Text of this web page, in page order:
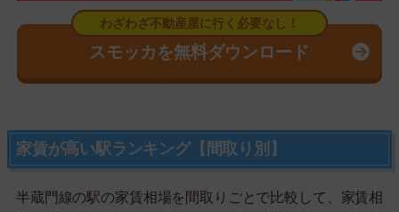
スモッカを無料ダウンロード
家賃が高い駅ランキング【間取り別】
半蔵門線の駅の家賃相場を間取りごとで比較して、家賃相